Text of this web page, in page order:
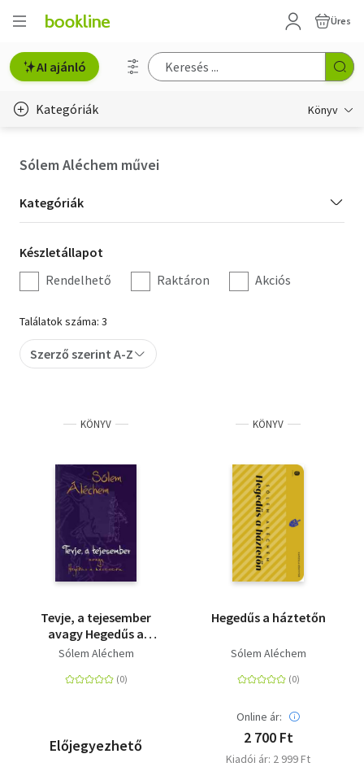
Üres
AI ajánló
Kategóriák Könyv
Hobbi, szabadidő
Irodalom
Művészet
Szakkönyv
Tankönyv, segédkönyv
Társadalomtudomány
Természettudomány
Sólem Aléchem művei
Kategória
szűrés
Kategóriák
Készletállapot
szűrés
Készletállapot
Rendelhető
Raktáron Akciós
Találatok száma: 3
Szerző szerint A-Z
KÖNYV
Tevje, a tejesember
avagy Hegedűs a
háztetőn - AVAGY
Sólem Aléchem
Előjegyezhető
KÖNYV
Hegedűs a háztetőn
Sólem Aléchem
Online ár:
2 700 Ft
Kiadói ár: 2 999 Ft